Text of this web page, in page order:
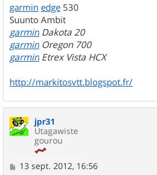
garmin edge 530
Suunto Ambit
garmin Dakota 20
garmin Oregon 700
garmin Etrex Vista HCX
http://markitosvtt.blogspot.fr/
jpr31
Utagawiste
gourou
M13 sept. 2012, 16:56